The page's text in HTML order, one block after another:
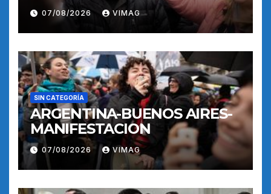
07/08/2026 VIMAG
SIN CATEGORÍA
ARGENTINA-BUENOS AIRES-
MANIFESTACION
07/08/2026 VIMAG